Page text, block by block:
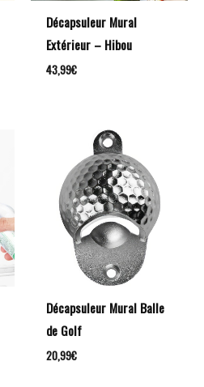
Décapsuleur Mural
Extérieur – Hibou
43,99€
Décapsuleur Mural Balle
de Golf
20,99€